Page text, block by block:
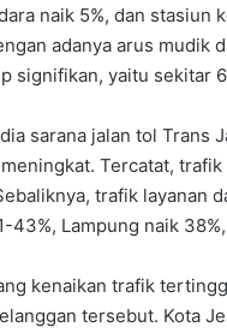
naik 5%, dan stasiun
adanya arus mudik
signifikan, yaitu sekitar
sarana jalan tol Trans
Tercatat,
trafik layanan
43%, Lampung naik
kenaikan trafik
tersebut. Kota